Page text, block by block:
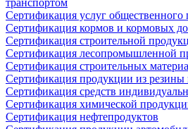
Сертификация услуг общественного
Сертификация кормов и кормовых
Сертификация строительной
Сертификация лесопромышленной
Сертификация строительных
Сертификация продукции из резины
Сертификация средств
Сертификация химической
Сертификация нефтепродуктов